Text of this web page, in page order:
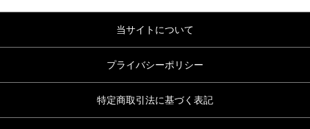
当サイトについて
プライバシーポリシー
特定商取引法に基づく表記